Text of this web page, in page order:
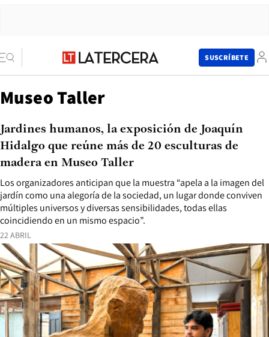
SUSCRÍBETE
Museo Taller
22 ABRIL
Los organizadores anticipan que la muestra “apela a la imagen del
jardín como una alegoría de la sociedad, un lugar donde conviven
múltiples universos y diversas sensibilidades, todas ellas
coincidiendo en un mismo espacio”.
Jardines humanos, la exposición de Joaquín
Hidalgo que reúne más de 20 esculturas de
madera en Museo Taller